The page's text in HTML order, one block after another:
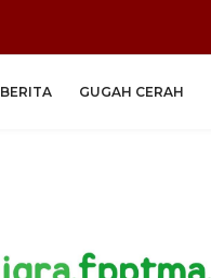
BERITA GUGAH CERAH